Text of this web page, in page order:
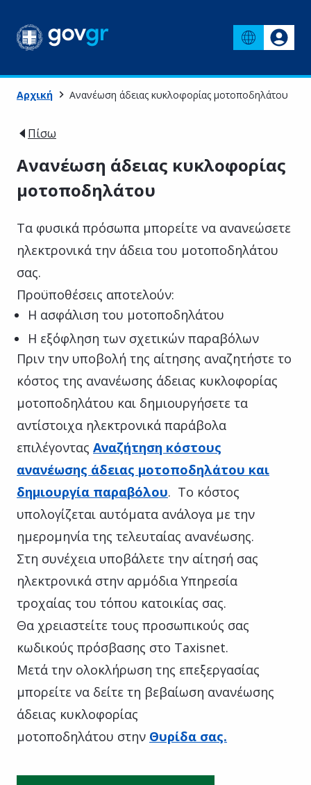
Αρχική Ανανέωση άδειας κυκλοφορίας μοτοποδηλάτου
Πίσω
Ανανέωση άδειας κυκλοφορίας
μοτοποδηλάτου
Τα φυσικά πρόσωπα μπορείτε να ανανεώσετε
ηλεκτρονικά την άδεια του μοτοποδηλάτου
σας.
Προϋποθέσεις αποτελούν:
Η ασφάλιση του μοτοποδηλάτου
Η εξόφληση των σχετικών παραβόλων
Πριν την υποβολή της αίτησης αναζητήστε το
κόστος της ανανέωσης άδειας κυκλοφορίας
μοτοποδηλάτου και δημιουργήσετε τα
αντίστοιχα ηλεκτρονικά παράβολα
επιλέγοντας Αναζήτηση κόστους
ανανέωσης άδειας μοτοποδηλάτου και
δημιουργία παραβόλου. Το κόστος
υπολογίζεται αυτόματα ανάλογα με την
ημερομηνία της τελευταίας ανανέωσης.
Στη συνέχεια υποβάλετε την αίτησή σας
ηλεκτρονικά στην αρμόδια Υπηρεσία
τροχαίας του τόπου κατοικίας σας.
Θα χρειαστείτε τους προσωπικούς σας
κωδικούς πρόσβασης στο Taxisnet.
Μετά την ολοκλήρωση της επεξεργασίας
μπορείτε να δείτε τη βεβαίωση ανανέωσης
άδειας κυκλοφορίας
μοτοποδηλάτου στην Θυρίδα σας.